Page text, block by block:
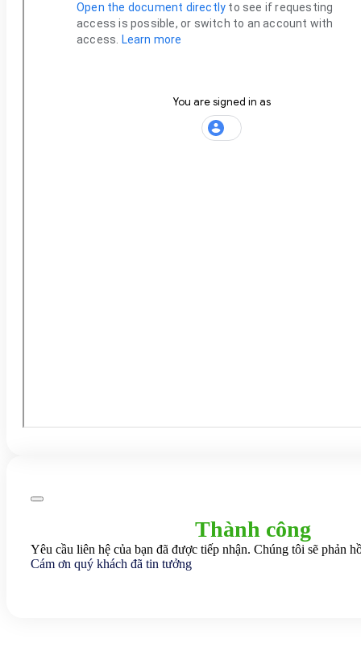
Thành công
Yêu cầu liên hệ của bạn đã được tiếp nhận. Chúng tôi sẽ phản
Cám ơn quý khách đã tin tưởng